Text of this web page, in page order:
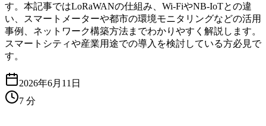
す。本記事ではLoRaWANの仕組み、Wi-FiやNB-IoTとの違
い、スマートメーターや都市の環境モニタリングなどの活用
事例、ネットワーク構築方法までわかりやすく解説します。
スマートシティや産業用途での導入を検討している方必見で
す。
2026年6月11日
7 分